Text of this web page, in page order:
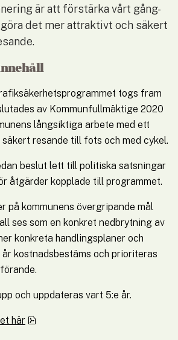
är att förstärka vårt gång-
det mer attraktivt och säkert
togs fram
av Kommunfullmäktige 2020
långsiktiga arbete med ett
resande till fots och med cykel.
beslut lett till politiska satsningar
åtgärder kopplade till programmet.
på kommunens övergripande mål
ses som en konkret nedbrytning av
konkreta handlingsplaner och
kostnadsbestäms och prioriteras
och uppdateras vart 5:e år.
här